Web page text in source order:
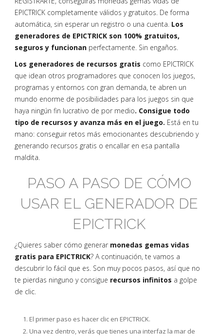
EPICTRICK completamente válidos y gratuitos. De forma
automática, sin esperar un registro o una cuenta. Los
generadores de EPICTRICK son 100% gratuitos,
seguros y funcionan perfectamente. Sin engaños.
Los generadores de recursos gratis como EPICTRICK
que idean otros programadores que conocen los juegos,
programas y entornos con gran demanda, te abren un
mundo enorme de posibilidades para los juegos sin que
haya ningún fin lucrativo de por medio. Consigue todo
tipo de recursos y avanza más en el juego. Está en tu
mano: conseguir retos más emocionantes descubriendo y
generando recursos gratis o encallar en esa pantalla
maldita.
PASO A PASO DE CÓMO
USAR EL GENERADOR DE
EPICTRICK
¿Quieres saber cómo generar monedas gemas vidas
gratis para EPICTRICK? A continuación, te vamos a
descubrir lo fácil que es. Son muy pocos pasos, así que no
te pierdas ninguno y consigue recursos infinitos a golpe
de clic.
El primer paso es hacer clic en EPICTRICK.
Una vez dentro, verás que tienes una interfaz la mar de